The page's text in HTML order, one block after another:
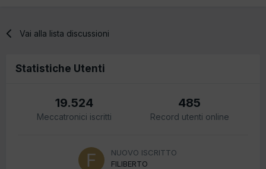
Vai alla lista discussioni
Statistiche Utenti
19.524
Meccatronici iscritti
485
Record utenti online
NUOVO ISCRITTO
FILIBERTO